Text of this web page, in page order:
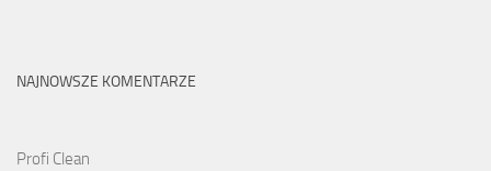
NAJNOWSZE KOMENTARZE
Profi Clean